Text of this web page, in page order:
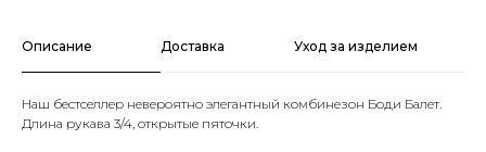
Описание Доставка Уход за изделием
Наш бестселлер невероятно элегантный комбинезон Боди Балет.
Длина рукава 3/4, открытые пяточки.